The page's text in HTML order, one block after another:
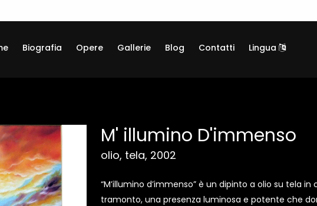
Biografia Opere Gallerie Blog Contatti Lingua
M' illumino D'immenso
olio, tela, 2002
“M’illumino d’immenso” è un dipinto a olio su tela
tramonto, una presenza luminosa e potente che